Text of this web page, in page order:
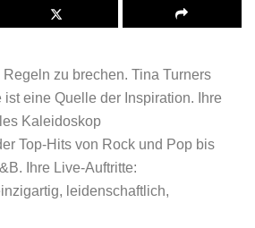
zu brechen. Tina Turners
ist eine Quelle der Inspiration. Ihre
Kaleidoskop
Top-Hits von Rock und Pop bis
Ihre Live-Auftritte:
leidenschaftlich,